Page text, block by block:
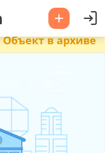
Объект в архиве